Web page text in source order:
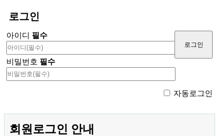
로그인
아이디 필수
비밀번호 필수
자동로그인
회원로그인 안내